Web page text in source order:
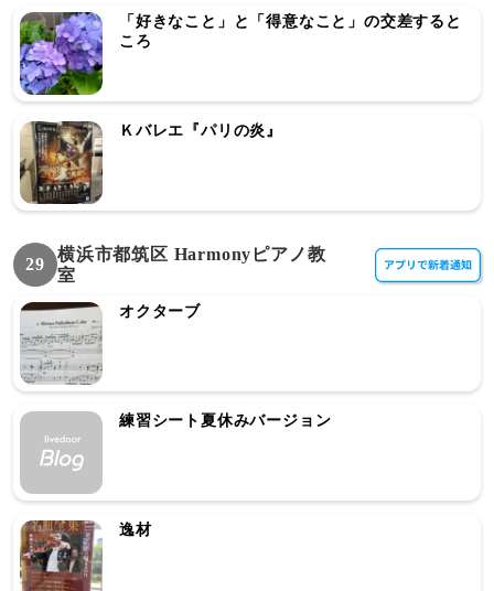
「好きなこと」と「得意なこと」の交差すると
ころ
Ｋバレエ『パリの炎』
29
横浜市都筑区 Harmonyピアノ教
室
オクターブ
練習シート夏休みバージョン
逸材